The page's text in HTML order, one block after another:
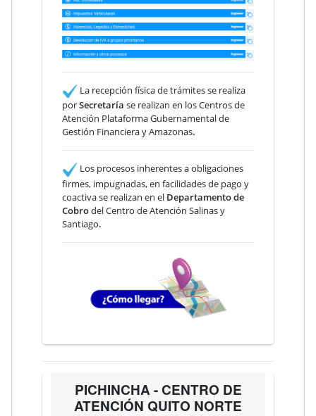
La recepción física de trámites se realiza
porSecretaría se realizan en los Centros de
Atención Plataforma Gubernamental de
Gestión Financiera y Amazonas.
Los procesos inherentes a obligaciones
firmes, impugnadas, en facilidades de pago y
coactiva se realizan en el Departamento de
Cobrodel Centro de Atención Salinas y
Santiago.
PICHINCHA - CENTRO DE
ATENCIÓN QUITO NORTE